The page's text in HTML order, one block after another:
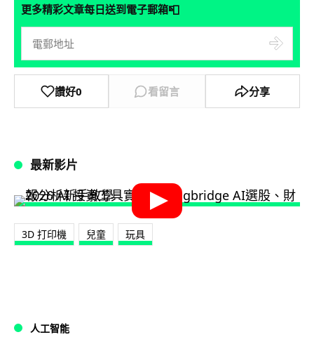
更多精彩文章每日送到電子郵箱📮
讚好0 看留言 分享
最新影片
3D 打印機 兒童 玩具
人工智能